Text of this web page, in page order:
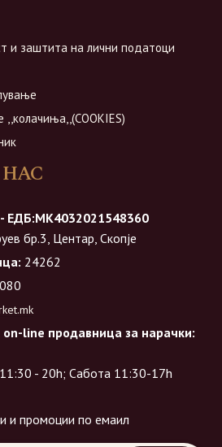
и заштита на лични податоци
бр.3, Центар, Скопје
24262
line продавница за нарачки:
- 20h; Сабота 11:30-17h
и промоции по емаил